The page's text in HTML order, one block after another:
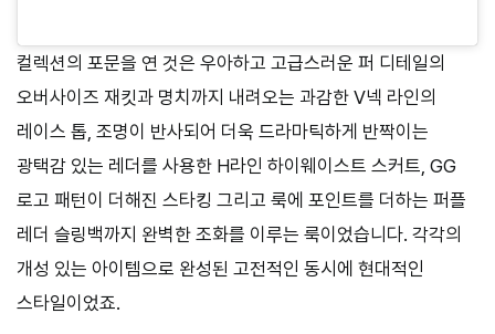
컬렉션의 포문을 연 것은 우아하고 고급스러운 퍼 디테일의
오버사이즈 재킷과 명치까지 내려오는 과감한 V넥 라인의
레이스 톱, 조명이 반사되어 더욱 드라마틱하게 반짝이는
광택감 있는 레더를 사용한 H라인 하이웨이스트 스커트, GG
로고 패턴이 더해진 스타킹 그리고 룩에 포인트를 더하는 퍼플
레더 슬링백까지 완벽한 조화를 이루는 룩이었습니다. 각각의
개성 있는 아이템으로 완성된 고전적인 동시에 현대적인
스타일이었죠.